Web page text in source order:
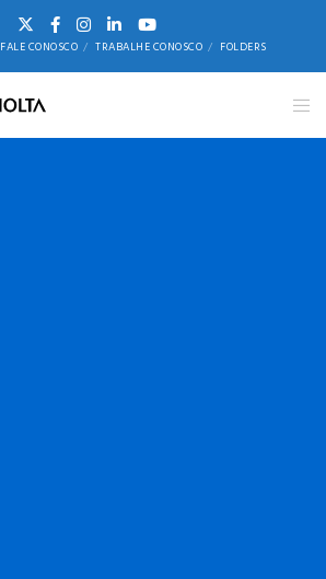
FALE CONOSCO TRABALHE CONOSCO FOLDERS